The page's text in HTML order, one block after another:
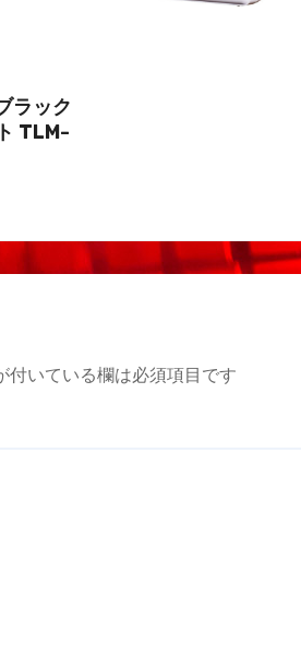
ラック
TLM-
付いている欄は必須項目です